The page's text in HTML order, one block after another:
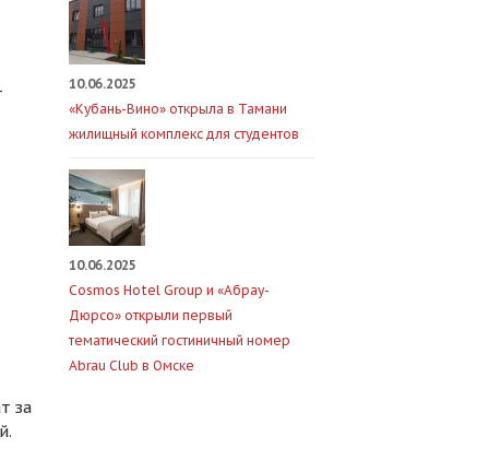
за
10.06.2025
«Кубань-Вино» открыла в Тамани
жилищный комплекс для студентов
10.06.2025
Cosmos Hotel Group и «Абрау-
Дюрсо» открыли первый
тематический гостиничный номер
Abrau Club в Омске